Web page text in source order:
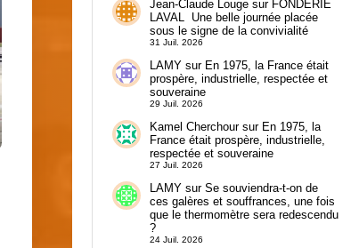
Jean-Claude Lougesur FONDERIE
LAVAL Une belle journée placée
sous le signe de la convivialité
31 Juil. 2026
LAMYsur En 1975, la France était
prospère, industrielle, respectée et
souveraine
29 Juil. 2026
Kamel Cherchoursur En 1975, la
France était prospère, industrielle,
respectée et souveraine
27 Juil. 2026
LAMYsur Se souviendra-t-on de
ces galères et souffrances, une fois
que le thermomètre sera redescendu
?
24 Juil. 2026